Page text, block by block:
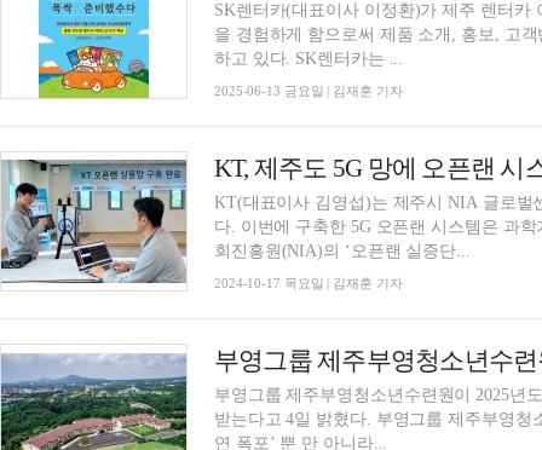
SK렌터카(대표이사 이정환)가 제주 렌터카
을 경험하게 함으로써 제품 소개, 홍보, 고
하고 있다. SK렌터카는 ...
2025-06-13 금요일 | 김재훈 기자
KT, 제주도 5G 망에 오픈랜 시
KT(대표이사 김영섭)는 제주시 NIA 글로벌
다. 이번에 구축한 5G 오픈랜 시스템은 과
회진흥원(NIA)의 ‘오픈랜 실증단...
2024-10-17 목요일 | 김재훈 기자
부영그룹 제주부영청소년수련원이 2025년
받는다고 4일 밝혔다. 부영그룹 제주부영청소년수련원은 제주의 유명 관광지 중 하나인 ‘천제
연 폭포’ 뿐 만 아니라...